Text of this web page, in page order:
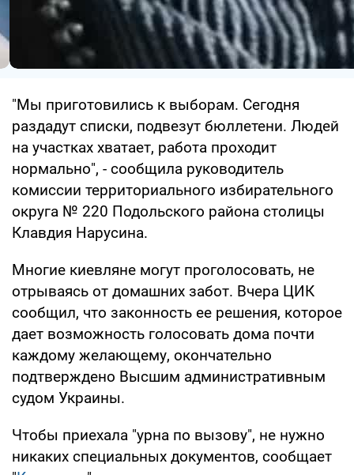
"Мы приготовились к выборам. Сегодня
раздадут списки, подвезут бюллетени. Людей
на участках хватает, работа проходит
нормально", - сообщила руководитель
комиссии территориального избирательного
округа № 220 Подольского района столицы
Клавдия Нарусина.
Многие киевляне могут проголосовать, не
отрываясь от домашних забот. Вчера ЦИК
сообщил, что законность ее решения, которое
дает возможность голосовать дома почти
каждому желающему, окончательно
подтверждено Высшим административным
судом Украины.
Чтобы приехала "урна по вызову", не нужно
никаких специальных документов, сообщает